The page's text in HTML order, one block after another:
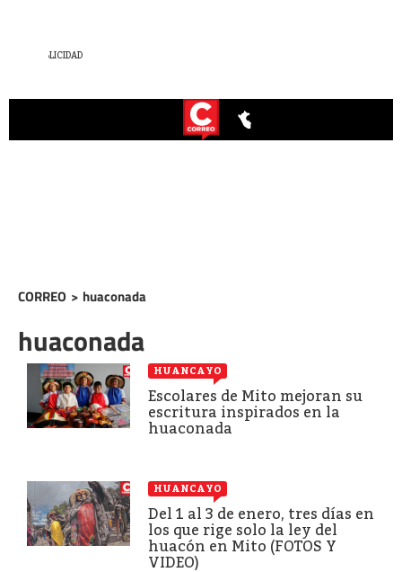
CORREO > huaconada
huaconada
HUANCAYO
Escolares de Mito mejoran su
escritura inspirados en la
huaconada
HUANCAYO
Del 1 al 3 de enero, tres días en
los que rige solo la ley del
huacón en Mito (FOTOS Y
VIDEO)